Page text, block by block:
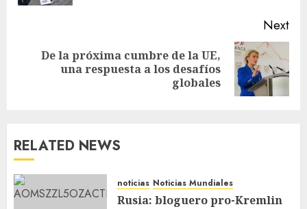
Next
De la próxima cumbre de la UE,
una respuesta a los desafíos
globales
RELATED NEWS
noticias Noticias Mundiales
Rusia: bloguero pro-Kremlin